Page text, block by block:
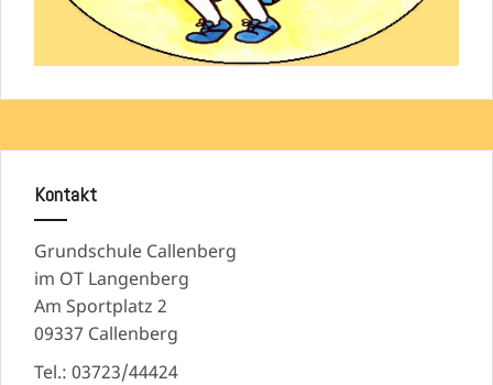
Kontakt
Grundschule Callenberg
im OT Langenberg
Am Sportplatz 2
09337 Callenberg
Tel.: 03723/44424